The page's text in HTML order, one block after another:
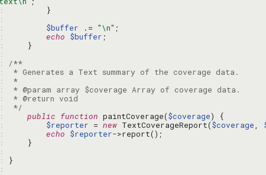
$buffer .= "\n"
echo $buffer
*/
public function paintCoverage($coverage
$reporter = new TextCoverageReport($coverage,
echo $reporter